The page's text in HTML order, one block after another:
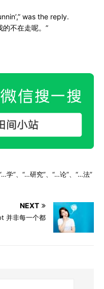
was the reply.
的不在走呢。”
学”、“…研究”、“…论”、“…法”
NEXT
并非每一个都